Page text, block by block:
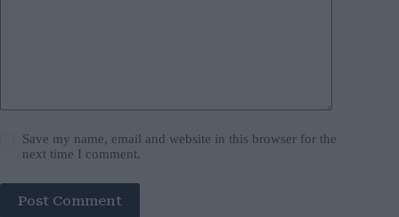
Save my name, email and website in this browser for the
next time I comment.
Post Comment